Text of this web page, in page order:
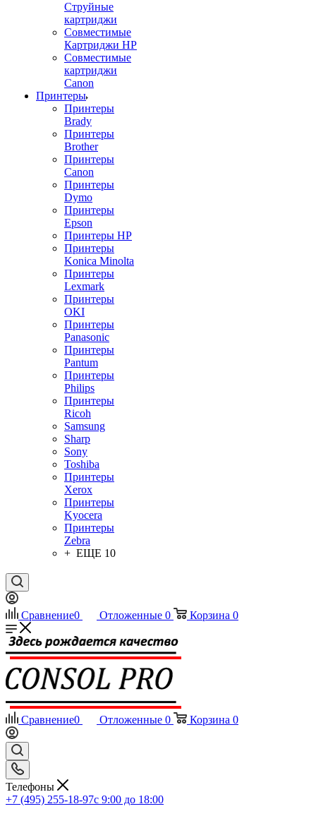
Струйные
картриджи
Совместимые
Картриджи HP
Совместимые
картриджи
Canon
Принтеры
Принтеры
Brady
Принтеры
Brother
Принтеры
Canon
Принтеры
Dymo
Принтеры
Epson
Принтеры HP
Принтеры
Konica Minolta
Принтеры
Lexmark
Принтеры
OKI
Принтеры
Panasonic
Принтеры
Pantum
Принтеры
Philips
Принтеры
Ricoh
Samsung
Sharp
Sony
Toshiba
Принтеры
Xerox
Принтеры
Kyocera
Принтеры
Zebra
+ ЕЩЕ 10
Сравнение0 Отложенные 0 Корзина 0
Сравнение0 Отложенные 0 Корзина 0
Телефоны
+7 (495) 255-18-97с 9:00 до 18:00